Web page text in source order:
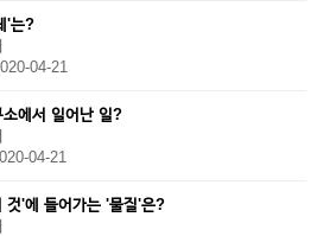
'는?
04-21
에서 일어난 일?
04-21
것'에 들어가는 '물질'은?